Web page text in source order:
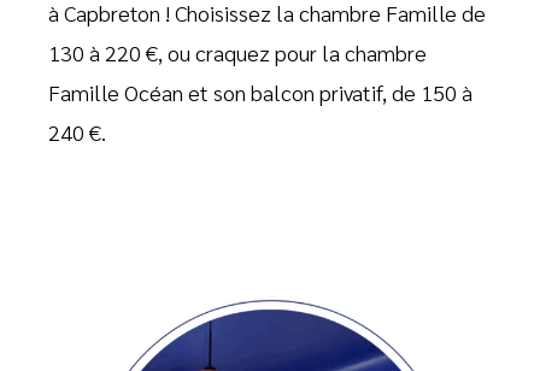
à Capbreton ! Choisissez la chambre Famille de
130 à 220 €, ou craquez pour la chambre
Famille Océan et son balcon privatif, de 150 à
240 €.